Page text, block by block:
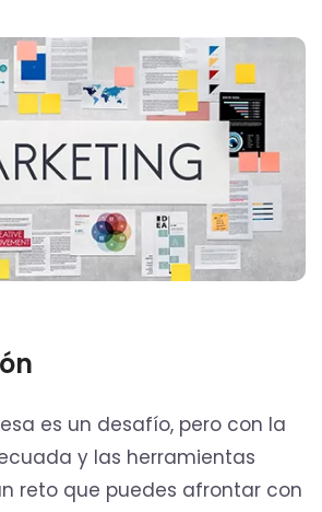
es un desafío, pero con la
y las herramientas
reto que puedes afrontar con